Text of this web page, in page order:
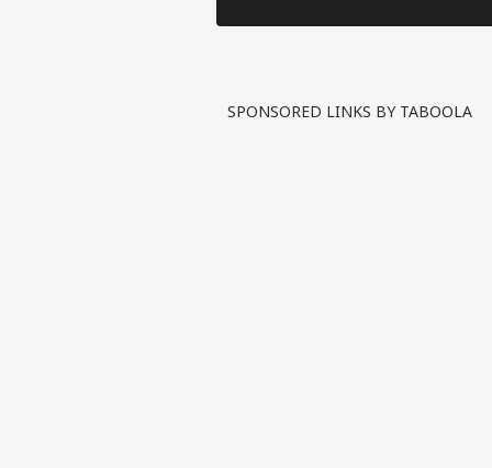
SPONSORED LINKS BY TABOOLA